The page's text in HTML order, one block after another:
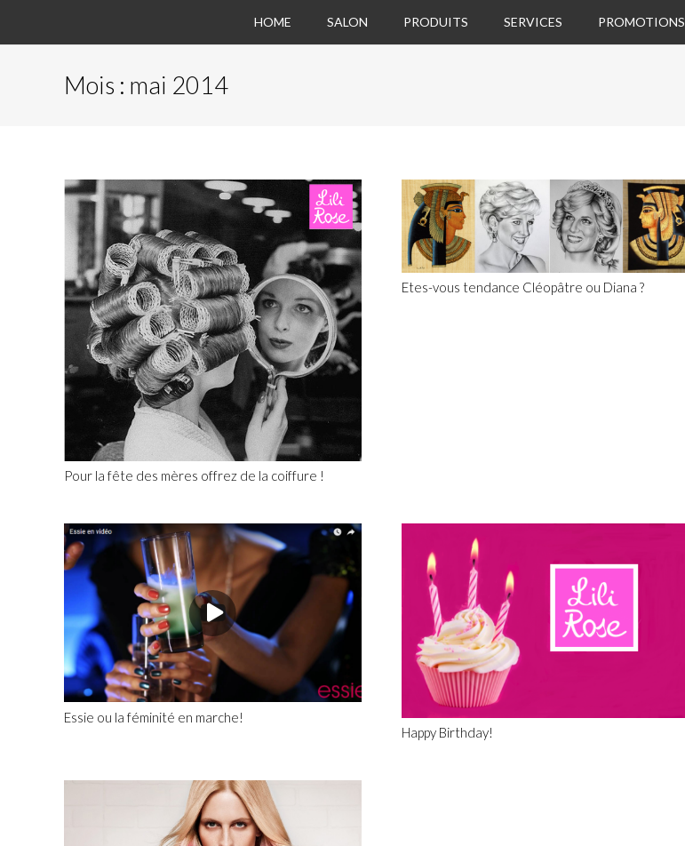
HOME SALON PRODUITS SERVICES PROMOTIONS
Mois : mai 2014
Pour la fête des mères offrez de la coiffure !
Etes-vous tendance Cléopâtre ou Diana ?
Essie ou la féminité en marche!
Happy Birthday!